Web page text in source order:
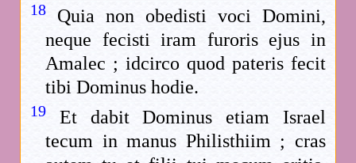
18
Quia non obedisti voci Domini,
neque fecisti iram furoris ejus in
Amalec ; idcirco quod pateris fecit
tibi Dominus hodie.
19
Et dabit Dominus etiam Israel
tecum in manus Philisthiim ; cras